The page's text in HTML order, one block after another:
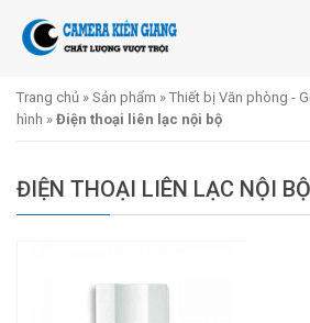
Trang chủ » Sản phẩm » Thiết bị Văn phòng -
hình » Điện thoại liên lạc nội bộ
ĐIỆN THOẠI LIÊN LẠC NỘI BỘ